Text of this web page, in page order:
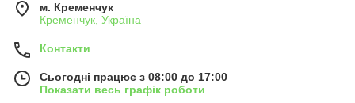
м. Кременчук
Кременчук, Україна
Контакти
Сьогодні працює з 08:00 до 17:00
Показати весь графік роботи